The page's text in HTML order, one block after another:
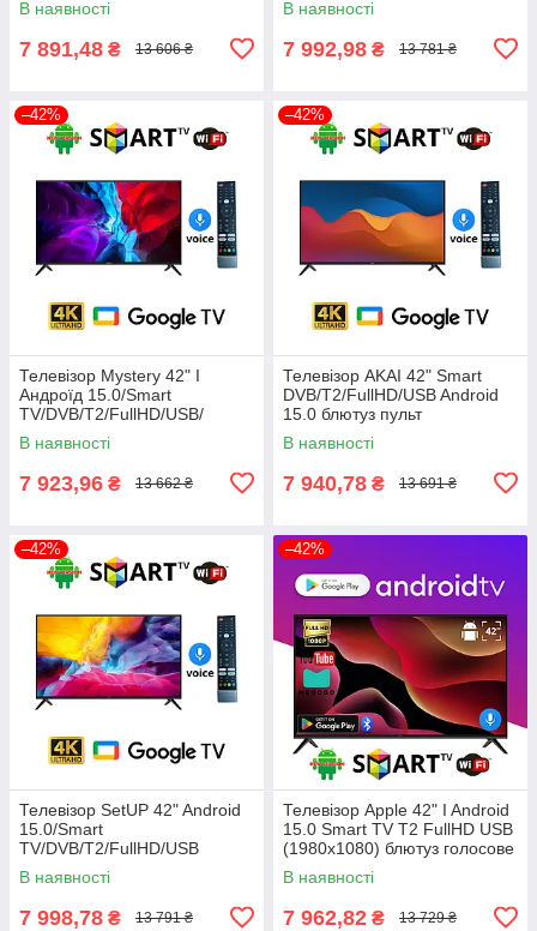
В наявності
7 891,48 ₴ 13 606 ₴
В наявності
7 992,98 ₴ 13 781 ₴
–42%
Телевізор Mystery 42" I
Андроїд 15.0/Smart
TV/DVB/T2/FullHD/USB/
(1980x1080) блютуз пульт
В наявності
7 923,96 ₴ 13 662 ₴
–42%
Телевізор AKAI 42" Smart
DVB/T2/FullHD/USB Android
15.0 блютуз пульт
В наявності
7 940,78 ₴ 13 691 ₴
–42%
Телевізор SetUP 42" Android
15.0/Smart
TV/DVB/T2/FullHD/USB
блютуз пульт
В наявності
7 998,78 ₴ 13 791 ₴
–42%
Телевізор Apple 42" I Android
15.0 Smart TV T2 FullHD USB
(1980x1080) блютуз голосове
введення
В наявності
7 962,82 ₴ 13 729 ₴